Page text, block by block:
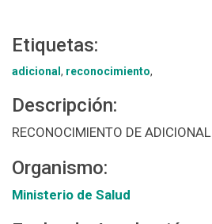
Etiquetas:
adicional , reconocimiento,
Descripción:
RECONOCIMIENTO DE ADICIONAL
Organismo:
Ministerio de Salud